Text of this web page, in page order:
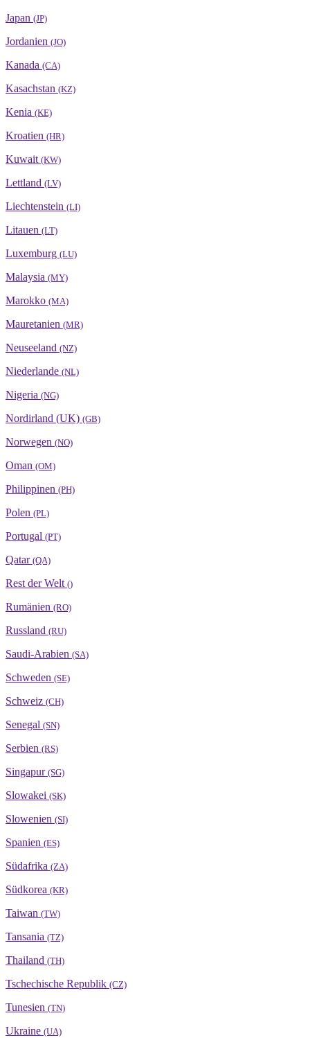
Japan (JP)
Jordanien (JO)
Kanada (CA)
Kasachstan (KZ)
Kenia (KE)
Kroatien (HR)
Kuwait (KW)
Lettland (LV)
Liechtenstein (LI)
Litauen (LT)
Luxemburg (LU)
Malaysia (MY)
Marokko (MA)
Mauretanien (MR)
Neuseeland (NZ)
Niederlande (NL)
Nigeria (NG)
Nordirland (UK) (GB)
Norwegen (NO)
Oman (OM)
Philippinen (PH)
Polen (PL)
Portugal (PT)
Qatar (QA)
Rest der Welt ()
Rumänien (RO)
Russland (RU)
Saudi-Arabien (SA)
Schweden (SE)
Schweiz (CH)
Senegal (SN)
Serbien (RS)
Singapur (SG)
Slowakei (SK)
Slowenien (SI)
Spanien (ES)
Südafrika (ZA)
Südkorea (KR)
Taiwan (TW)
Tansania (TZ)
Thailand (TH)
Tschechische Republik (CZ)
Tunesien (TN)
Ukraine (UA)